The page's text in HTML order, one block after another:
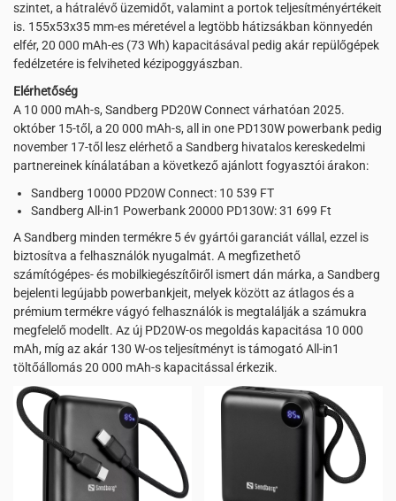
szintet, a hátralévő üzemidőt, valamint a portok teljesítményértékeit
is. 155x53x35 mm-es méretével a legtöbb hátizsákban könnyedén
elfér, 20 000 mAh-es (73 Wh) kapacitásával pedig akár repülőgépek
fedélzetére is felviheted kézipoggyászban.
Elérhetőség
A 10 000 mAh-s, Sandberg PD20W Connect várhatóan 2025.
október 15-től, a 20 000 mAh-s, all in one PD130W powerbank pedig
november 17-től lesz elérhető a Sandberg hivatalos kereskedelmi
partnereinek kínálatában a következő ajánlott fogyasztói árakon:
Sandberg 10000 PD20W Connect: 10 539 FT
Sandberg All-in1 Powerbank 20000 PD130W: 31 699 Ft
A Sandberg minden termékre 5 év gyártói garanciát vállal, ezzel is
biztosítva a felhasználók nyugalmát. A megfizethető
számítógépes- és mobilkiegészítőiről ismert dán márka, a Sandberg
bejelenti legújabb powerbankjeit, melyek között az átlagos és a
prémium termékre vágyó felhasználók is megtalálják a számukra
megfelelő modellt. Az új PD20W-os megoldás kapacitása 10 000
mAh, míg az akár 130 W-os teljesítményt is támogató All-in1
töltőállomás 20 000 mAh-s kapacitással érkezik.